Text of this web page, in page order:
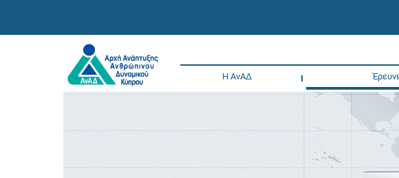
Η ΑνΑΔ